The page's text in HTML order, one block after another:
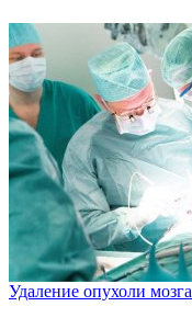
Удаление опухоли мозга